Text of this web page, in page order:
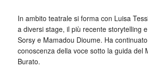
In ambito teatrale si forma con Luisa
a diversi stage, il più recente storytelling
Sorsy e Mamadou Dioume. Ha
conoscenza della voce sotto la guida del
Burato.